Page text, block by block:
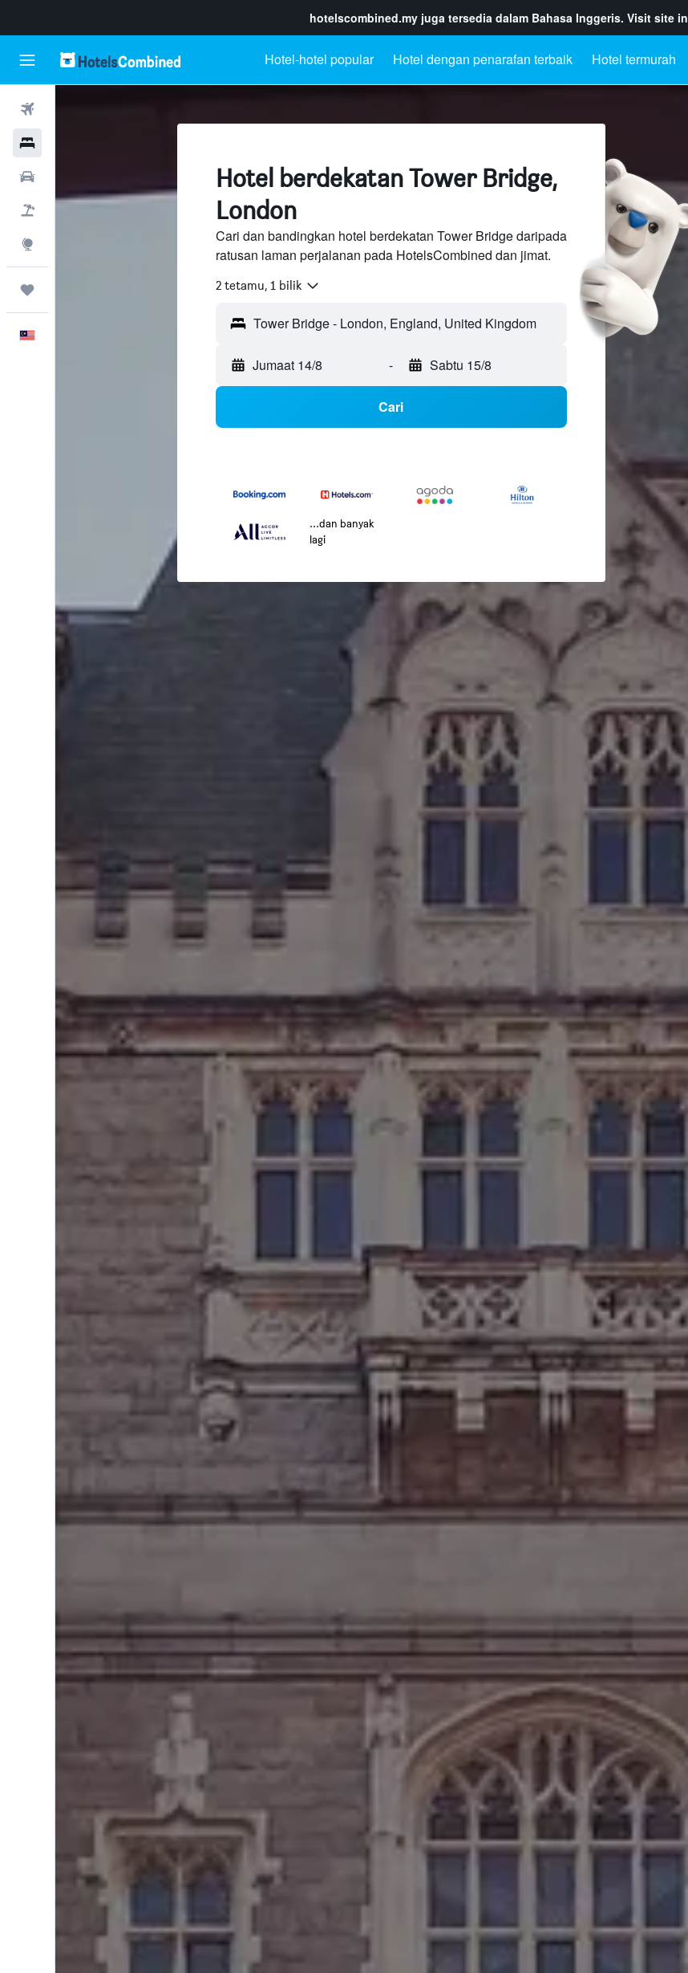
hotelscombined.my juga tersedia dalam Bahasa Inggeris. Visit site in
Hotel-hotel popular Hotel dengan penarafan terbaik Hotel termurah
Hotel berdekatan Tower Bridge,
London
Cari dan bandingkan hotel berdekatan Tower Bridge daripada
ratusan laman perjalanan pada HotelsCombined dan jimat.
2 tetamu, 1 bilik
Jumaat 14/8 - Sabtu 15/8
Cari
...dan banyak
lagi